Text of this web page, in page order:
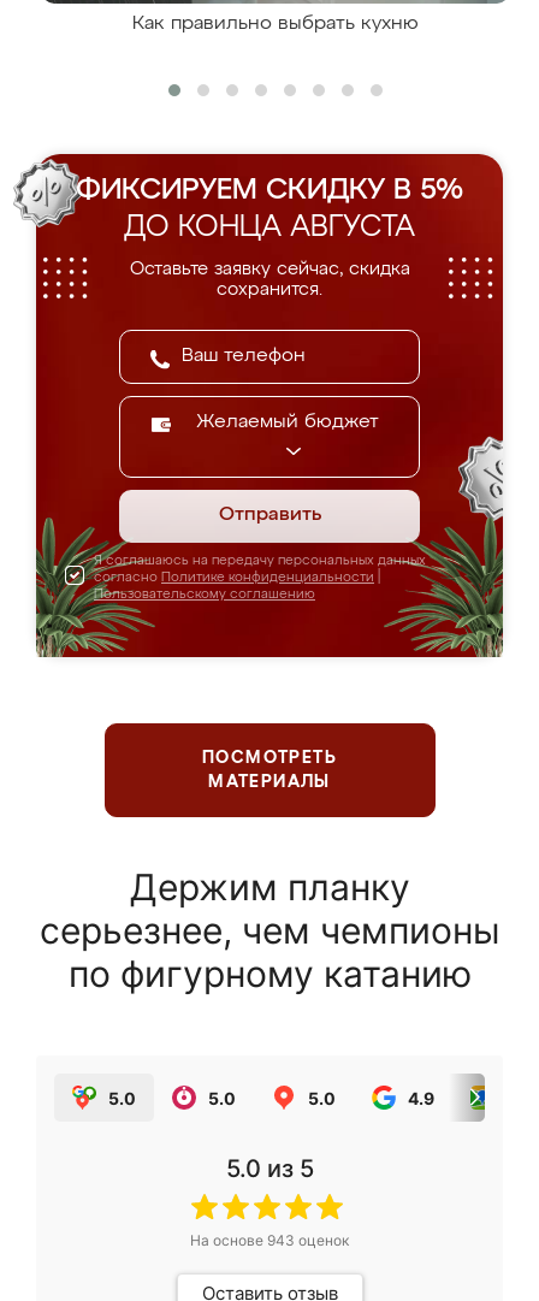
Как правильно выбрать кухню
ФИКСИРУЕМ СКИДКУ В 5%
ДО КОНЦА АВГУСТА
Оставьте заявку сейчас, скидка
сохранится.
Желаемый бюджет
Отправить
Я соглашаюсь на передачу персональных данных
согласно Политике конфиденциальности
Пользовательскому соглашению
ПОСМОТРЕТЬ
МАТЕРИАЛЫ
Держим планку
серьезнее, чем чемпионы
по фигурному катанию
5.0 5.0 5.0 4.9
5.0 из 5
На основе 943 оценок
Оставить отзыв